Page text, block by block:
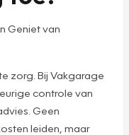
Geniet van
zorg. Bij Vakgarage
controle van
Geen
leiden, maar